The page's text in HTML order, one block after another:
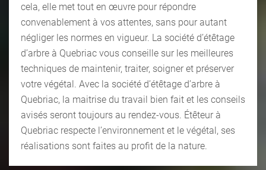
cela, elle met tout en œuvre pour répondre
convenablement à vos attentes, sans pour autant
négliger les normes en vigueur. La société d’étêtage
d’arbre à Quebriac vous conseille sur les meilleures
techniques de maintenir, traiter, soigner et préserver
votre végétal. Avec la société d’étêtage d’arbre à
Quebriac, la maitrise du travail bien fait et les conseils
avisés seront toujours au rendez-vous. Étêteur à
Quebriac respecte l’environnement et le végétal, ses
réalisations sont faites au profit de la nature.